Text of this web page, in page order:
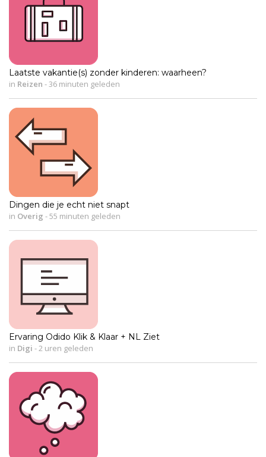
Laatste vakantie(s) zonder kinderen: waarheen?
in Reizen - 36 minuten geleden
Dingen die je echt niet snapt
in Overig -55 minuten geleden
Ervaring Odido Klik & Klaar + NL Ziet
in Digi - 2 uren geleden